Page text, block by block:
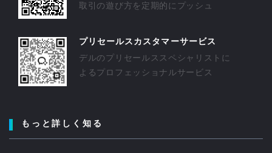
取引の遊び方を定期的にプッシュ
プリセールスカスタマーサービス
デルのプリセールススペシャリストに
よるプロフェッショナルサービス
もっと詳しく知る